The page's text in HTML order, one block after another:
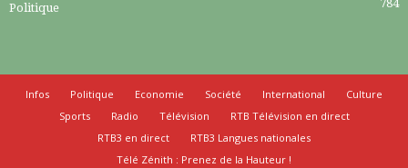
Politique 784
Infos Politique Economie Société International
Culture
Sports
Radio Télévision
RTB Télévision en direct
RTB3 en direct
RTB3 Langues nationales
Télé Zénith : Prenez de la Hauteur !